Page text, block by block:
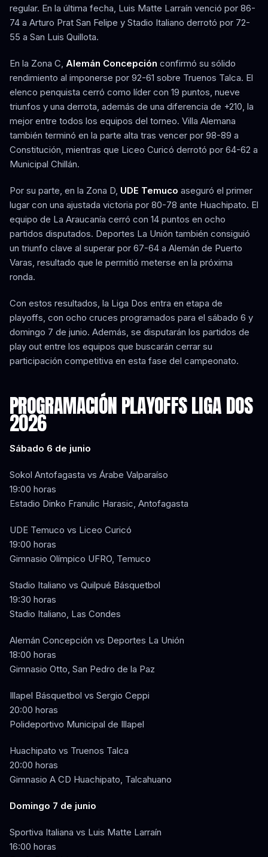
regular. En la última fecha, Luis Matte Larraín venció por 86-
74 a Arturo Prat San Felipe y Stadio Italiano derrotó por 72-
55 a San Luis Quillota.
En la Zona C, Alemán Concepción confirmó su sólido
rendimiento al imponerse por 92-61 sobre Truenos Talca. El
elenco penquista cerró como líder con 19 puntos, nueve
triunfos y una derrota, además de una diferencia de +210, la
mejor entre todos los equipos del torneo. Villa Alemana
también terminó en la parte alta tras vencer por 98-89 a
Constitución, mientras que Liceo Curicó derrotó por 64-62 a
Municipal Chillán.
Por su parte, en la Zona D, UDE Temuco aseguró el primer
lugar con una ajustada victoria por 80-78 ante Huachipato. El
equipo de La Araucanía cerró con 14 puntos en ocho
partidos disputados. Deportes La Unión también consiguió
un triunfo clave al superar por 67-64 a Alemán de Puerto
Varas, resultado que le permitió meterse en la próxima
ronda.
Con estos resultados, la Liga Dos entra en etapa de
playoffs, con ocho cruces programados para el sábado 6 y
domingo 7 de junio. Además, se disputarán los partidos de
play out entre los equipos que buscarán cerrar su
participación competitiva en esta fase del campeonato.
PROGRAMACIÓN PLAYOFFS LIGA DOS
2026
Sábado 6 de junio
Sokol Antofagasta vs Árabe Valparaíso
19:00 horas
Estadio Dinko Franulic Harasic, Antofagasta
UDE Temuco vs Liceo Curicó
19:00 horas
Gimnasio Olímpico UFRO, Temuco
Stadio Italiano vs Quilpué Básquetbol
19:30 horas
Stadio Italiano, Las Condes
Alemán Concepción vs Deportes La Unión
18:00 horas
Gimnasio Otto, San Pedro de la Paz
Illapel Básquetbol vs Sergio Ceppi
20:00 horas
Polideportivo Municipal de Illapel
Huachipato vs Truenos Talca
20:00 horas
Gimnasio A CD Huachipato, Talcahuano
Domingo 7 de junio
Sportiva Italiana vs Luis Matte Larraín
16:00 horas